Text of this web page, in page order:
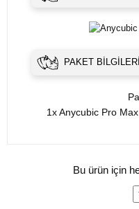
PAKET BILGILERI
1x Anycubic Pro
Bu ürün için